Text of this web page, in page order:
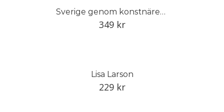
Sverige genom konstnärens öga
349 kr
Lisa Larson
229 kr